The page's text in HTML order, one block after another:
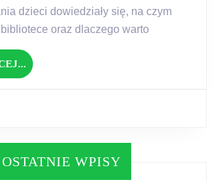
dzieci dowiedziały się, na czym
oraz dlaczego warto
ZOBACZ
WIĘCEJ...
OSTATNIE WPISY